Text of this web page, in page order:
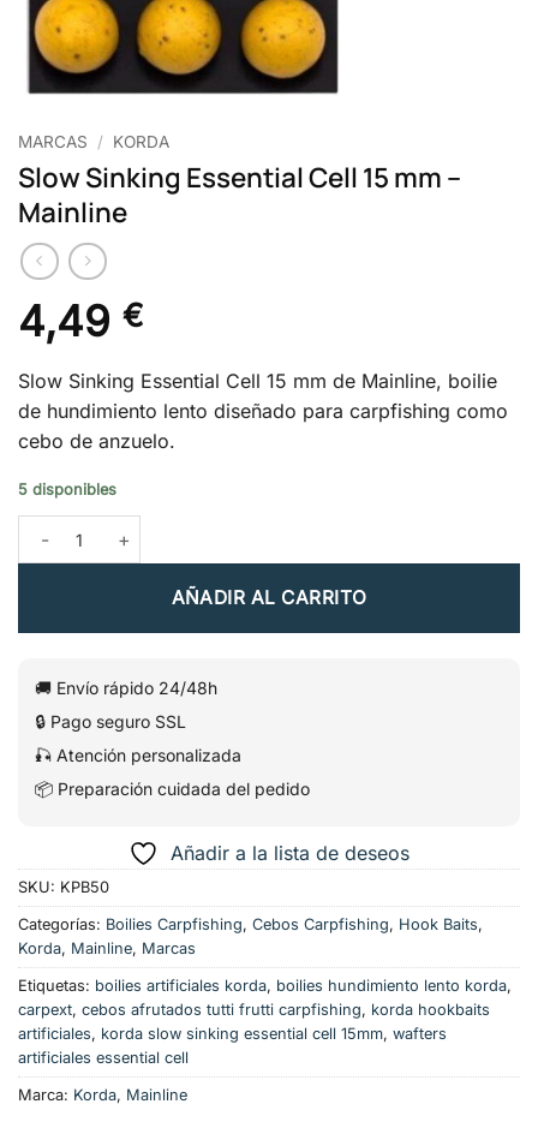
MARCAS / KORDA
Slow Sinking Essential Cell 15 mm –
Mainline
4,49 €
Slow Sinking Essential Cell 15 mm de Mainline, boilie
de hundimiento lento diseñado para carpfishing como
cebo de anzuelo.
5 disponibles
AÑADIR AL CARRITO
🚚 Envío rápido 24/48h
🔒 Pago seguro SSL
🎣 Atención personalizada
📦 Preparación cuidada del pedido
Añadir a la lista de deseos
SKU: KPB50
Categorías: Boilies Carpfishing, Cebos Carpfishing, Hook Baits,
Korda, Mainline, Marcas
Etiquetas: boilies artificiales korda, boilies hundimiento lento korda,
carpext, cebos afrutados tutti frutti carpfishing, korda hookbaits
artificiales, korda slow sinking essential cell 15mm, wafters
artificiales essential cell
Marca: Korda, Mainline